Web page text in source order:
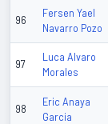
96
Fersen Yael
Navarro Pozo
97
Luca Alvaro
Morales
98
Eric Anaya
Garcia